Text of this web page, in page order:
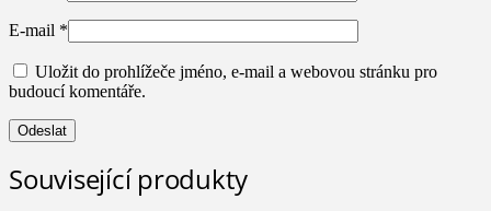
E-mail *
Uložit do prohlížeče jméno, e-mail a webovou stránku pro
budoucí komentáře.
Související produkty